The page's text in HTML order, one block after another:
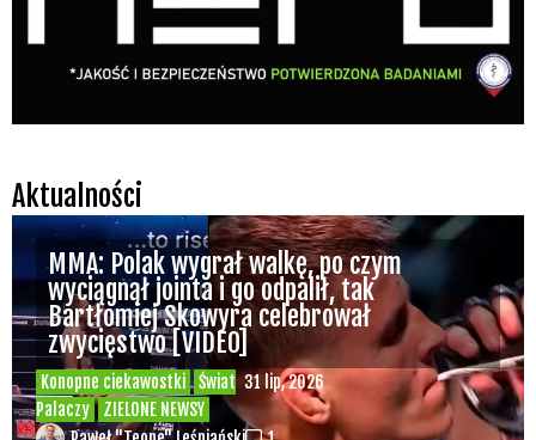
Aktualności
Konopne ciekawostki
Świat
Palaczy
ZIELONE NEWSY
31 lip, 2026
MMA: Polak wygrał walkę, po czym
wyciągnął jointa i go odpalił, tak
Bartłomiej Skowyra celebrował
zwycięstwo [VIDEO]